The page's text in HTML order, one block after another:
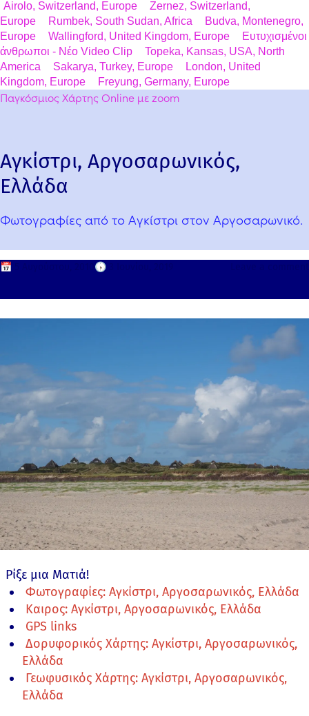
Airolo, Switzerland, Europe
Zernez, Switzerland,
Europe
Rumbek, South Sudan, Africa
Budva, Montenegro,
Europe
Wallingford, United Kingdom, Europe
Ευτυχισμένοι
άνθρωποι - Νέο Video Clip
Topeka, Kansas, USA, North
America
Sakarya, Turkey, Europe
London, United
Kingdom, Europe
Freyung, Germany, Europe
Παγκόσμιος Χάρτης Online με zoom
Αγκίστρι, Αργοσαρωνικός,
Ελλάδα
Φωτογραφίες από το Αγκίστρι στον Αργοσαρωνικό.
📅 🕟
Ρίξε μια Ματιά!
Φωτογραφίες: Αγκίστρι, Αργοσαρωνικός, Ελλάδα
Καιρος: Αγκίστρι, Αργοσαρωνικός, Ελλάδα
GPS links
Δορυφορικός Χάρτης: Αγκίστρι, Αργοσαρωνικός,
Ελλάδα
Γεωφυσικός Χάρτης: Αγκίστρι, Αργοσαρωνικός,
Ελλάδα